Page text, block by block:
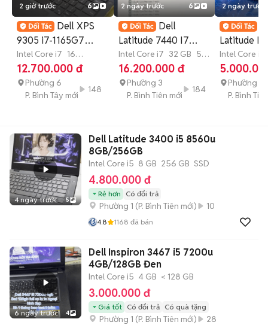
2 giờ trước 6
Dell XPS
9305 i7-1165G7
16GB/256GB/13.3FHD
WIN 11
Intel Core i7 16
GB 256 GB SSD
12.700.000 đ
Phường 6
P. Bình Tây mới
148
2 ngày trước 6
Dell
Latitude 7440 I7
1365U 32G 512GB
14"FHD+ 99%
Intel Core i7 32 GB 512
GB SSD
16.200.000 đ
Phường 3
P. Bình Tiên mới
184
2 ngày trước
Latitude
6600U
8GB/
ĐẸP
Intel Core i7
GB SSD
Phường 3
P. Bình
4 ngày trước 5
Dell Latitude 3400 i5 8560u
8GB/256GB
Intel Core i5 8 GB 256 GB SSD
4.800.000 đ
Rẻ hơn Có đổi trả
Phường 1 (P. Bình Tiên mới) 10
4.8 1168 đã bán
6 ngày trước 4
Dell Inspiron 3467 i5 7200u
4GB/128GB Đen
Intel Core i5 4 GB < 128 GB
3.000.000 đ
Giá tốt Có đổi trả Có quà tặng
Phường 1 (P. Bình Tiên mới) 28